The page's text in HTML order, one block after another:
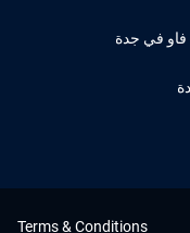
في جدة
Terms & Conditions